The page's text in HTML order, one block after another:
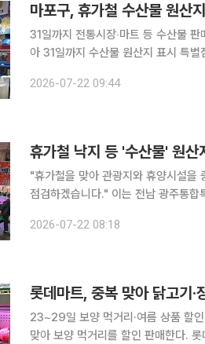
마포구, 휴가철 수산물 원산
31일까지 전통시장‧마트 등 수산물 판매업소 50여 곳 점검 서
아 31일까지 수산물 원산지 표시 특별점검을 실시
식으로 많이 찾는 민물장어와 미꾸라
2026-07-22 09:44
휴가철 낙지 등 '수산물' 원
"휴가철을 맞아 관광지와 휴양시설을
점검하겠습니다." 이는 전남 광주통합특별시가 여름 휴가철을 맞아 관광객이 몰리는 해수욕장과 물
오다. 31일까지 관광지 일대 음식
2026-07-22 08:18
롯데마트, 중복 맞아 닭고기·
23~29일 보양 먹거리·여름 상품 할인백숙용
맞아 보양 먹거리를 할인 판매한다. 롯데마트는 23일부터 29일까지 보양 먹거리와 제철 신선식품,